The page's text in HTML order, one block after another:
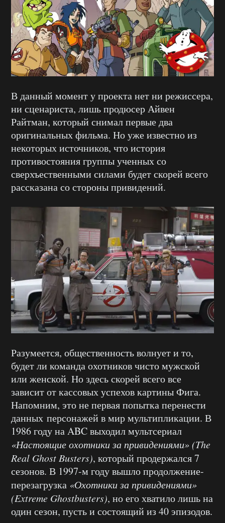
В данный момент у проекта нет ни режиссера,
ни сценариста, лишь продюсер Айвен
Райтман, который снимал первые два
оригинальных фильма. Но уже известно из
некоторых источников, что история
противостояния группы ученных со
сверхъественными силами будет скорей всего
рассказана со стороны привидений.
Разумеется, общественность волнует и то,
будет ли команда охотников чисто мужской
или женской. Но здесь скорей всего все
зависит от кассовых успехов картины Фига.
Напомним, это не первая попытка перенести
данных персонажей в мир мультипликации. В
1986 году на ABC выходил мультсериал
«Настоящие охотники за привидениями» (The
Real Ghost Busters), который продержался 7
сезонов. В 1997-м году вышло продолжение-
перезагрузка «Охотники за привидениями»
(Extreme Ghostbusters), но его хватило лишь на
один сезон, пусть и состоящий из 40 эпизодов.